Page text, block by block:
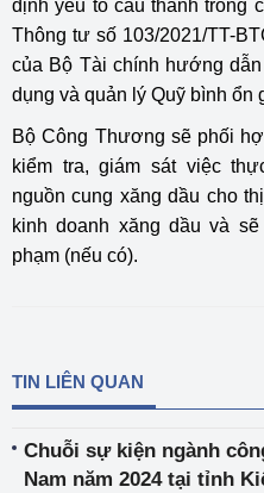
định yếu tố cấu thành trong
Thông tư số 103/2021/TT-
của Bộ Tài chính hướng
dụng và quản lý Quỹ bình ổn
Bộ Công Thương sẽ phối
kiểm tra, giám sát việc
nguồn cung xăng dầu cho
kinh doanh xăng dầu và
phạm (nếu có).
TIN LIÊN QUAN
Chuỗi sự kiện ngành
Nam năm